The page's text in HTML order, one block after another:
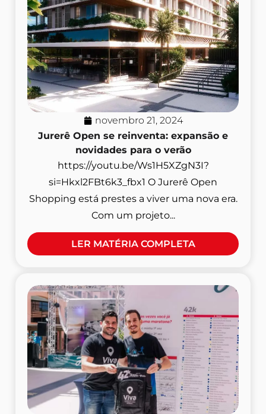
novembro 21, 2024
Jurerê Open se reinventa: expansão e
novidades para o verão
https://youtu.be/Ws1H5XZgN3I?
si=Hkxl2FBt6k3_fbx1 O Jurerê Open
Shopping está prestes a viver uma nova era.
Com um projeto...
LER MATÉRIA COMPLETA